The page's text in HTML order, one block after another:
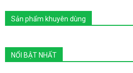
Sản phẩm khuyên dùng
NỔI BẬT NHẤT